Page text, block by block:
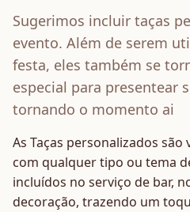
Sugerimos incluir taças
evento. Além de serem
festa, eles também se
especial para presentear
tornando o momento ai
As Taças personalizados
com qualquer tipo ou tema
incluídos no serviço de bar,
decoração, trazendo um